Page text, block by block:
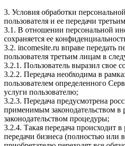
3. Условия обработки
пользователя и ее передачи
3.1. В отношении персональной
сохраняется ее
3.2. incomesite.ru вправе передать
пользователя третьим лицам в
3.2.1. Пользователь выразил свое
3.2.2. Передача необходима в
пользователем определенного
услуги пользователю;
3.2.3. Передача предусмотрена
применимым законодательством в
законодательством процедуры;
3.2.4. Такая передача происходит
передачи бизнеса (полностью или